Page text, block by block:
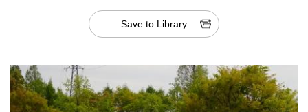
Save to Library